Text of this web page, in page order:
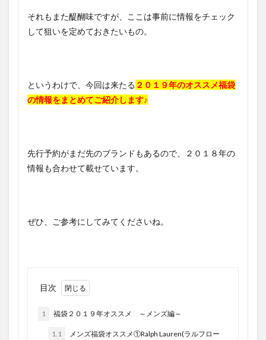
それもまた醍醐味ですが、ここは事前に情報をチェック
して狙いを定めておきたいもの。
というわけで、今回は来たる ２０１９年のオススメ福袋
の情報をまとめてご紹介します♪
先行予約がまだ先のブランドもあるので、２０１８年の
情報も合わせて載せています。
ぜひ、ご参考にしてみてくださいね。
目次
1 福袋２０１９年オススメ ～メンズ編～
1.1
メンズ福袋オススメ①Ralph Lauren(ラルフロー